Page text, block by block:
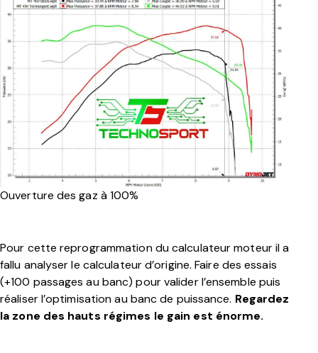
Ouverture des gaz à 100%
Pour cette reprogrammation du calculateur moteur il a
fallu analyser le calculateur d’origine. Faire des essais
(+100 passages au banc) pour valider l’ensemble puis
réaliser l’optimisation au banc de puissance. Regardez
la zone des hauts régimes le gain est énorme.